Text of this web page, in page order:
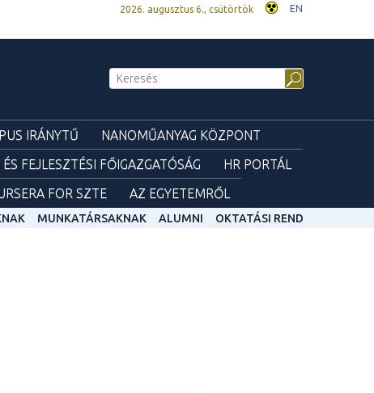
2026. augusztus 6., csütörtök EN
IRÁNYTŰ
NANOMŰANYAG KÖZPONT
FEJLESZTÉSI FŐIGAZGATÓSÁG
HR PORTÁL
FOR SZTE AZ EGYETEMRŐL
MUNKATÁRSAKNAK ALUMNI OKTATÁSI REND